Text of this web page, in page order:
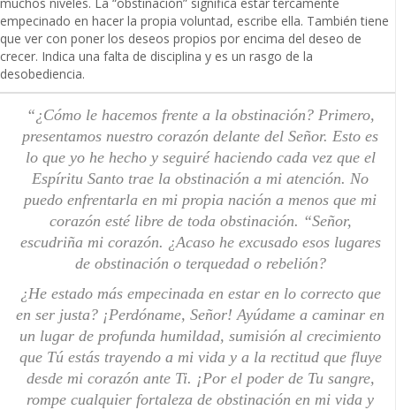
muchos niveles. La “obstinación” significa estar tercamente
empecinado en hacer la propia voluntad, escribe ella. También tiene
que ver con poner los deseos propios por encima del deseo de
crecer. Indica una falta de disciplina y es un rasgo de la
desobediencia.
“¿Cómo le hacemos frente a la obstinación? Primero,
presentamos nuestro corazón delante del Señor. Esto es
lo que yo he hecho y seguiré haciendo cada vez que el
Espíritu Santo trae la obstinación a mi atención. No
puedo enfrentarla en mi propia nación a menos que mi
corazón esté libre de toda obstinación. “Señor,
escudriña mi corazón. ¿Acaso he excusado esos lugares
de obstinación o terquedad o rebelión?
¿He estado más empecinada en estar en lo correcto que
en ser justa? ¡Perdóname, Señor! Ayúdame a caminar en
un lugar de profunda humildad, sumisión al crecimiento
que Tú estás trayendo a mi vida y a la rectitud que fluye
desde mi corazón ante Ti. ¡Por el poder de Tu sangre,
rompe cualquier fortaleza de obstinación en mi vida y